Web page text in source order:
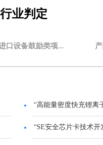
行业判定
口设备鼓励类项...
“高能量密度快充锂离
“SE安全芯片卡技术